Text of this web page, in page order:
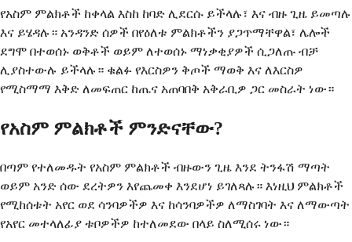
የአስም ምልክቶች ከቀላል እስከ ከባድ ሊደርሱ ይችላሉ፣ እና ብዙ ጊዜ ይመጣሉ
እና ይሄዳሉ። አንዳንድ ሰዎች በየዕለቱ ምልክቶችን ያጋጥማቸዋል፣ ሌሎች
ደግሞ በተወሰኑ ወቅቶች ወይም ለተወሰኑ ማነቃቂያዎች ሲጋለጡ ብቻ
ሊያስተውሉ ይችላሉ። ቁልፉ የእርስዎን ቅጦች ማወቅ እና ለእርስዎ
የሚስማማ እቅድ ለመፍጠር ከጤና አጠባበቅ አቅራቢዎ ጋር መስራት ነው።
የአስም ምልክቶች ምንድናቸው?
በጣም የተለመዱት የአስም ምልክቶች ብዙውን ጊዜ እንደ ትንፋሽ ማጣት
ወይም አንድ ሰው ደረትዎን እየጨመቀ እንደሆነ ይገለጻሉ። እነዚህ ምልክቶች
የሚከሰቱት አየር ወደ ሳንባዎችዎ እና ከሳንባዎችዎ ለማስገባት እና ለማውጣት
የአየር መተላለፊያ ቱቦዎችዎ ከተለመደው በላይ ስለሚሰሩ ነው።